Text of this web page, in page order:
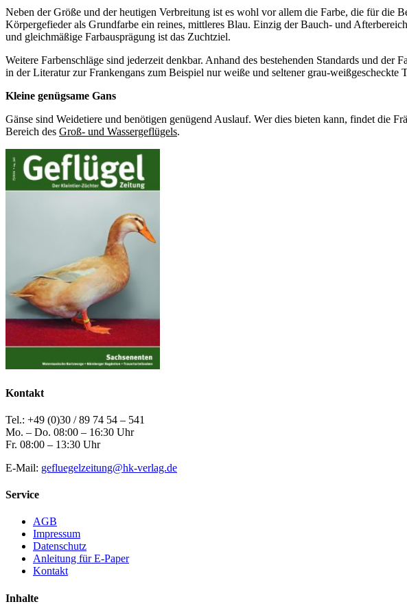
Neben der Größe und der heutigen Verbreitung ist es wohl vor allem die Farbe, die für die
Körpergefieder als Grundfarbe ein reines, mittleres Blau. Einzig der Bauch- und
und gleichmäßige Farbausprägung ist das Zuchtziel.
Weitere Farbenschläge sind jederzeit denkbar. Anhand des bestehenden Standards und
in der Literatur zur Frankengans zum Beispiel nur weiße und seltener grau-weißgescheckte
Kleine genügsame Gans
Gänse sind Weidetiere und benötigen genügend Auslauf. Wer dies bieten kann, findet die
Bereich des Groß- und Wassergeflügels.
Kontakt
Tel.: +49 (0)30 / 89 74 54 – 541
Mo. – Do. 08:00 – 16:30 Uhr
Fr. 08:00 – 13:30 Uhr
E-Mail: gefluegelzeitung@hk-verlag.de
Service
AGB
Impressum
Datenschutz
Anleitung für E-Paper
Kontakt
Inhalte